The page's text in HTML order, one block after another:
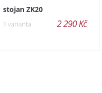
stojan ZK20
1 varianta 2 290 Kč